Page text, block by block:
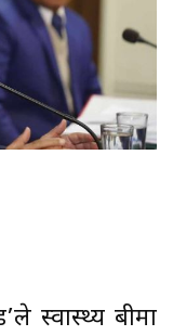
स्वास्थ्य बीमा